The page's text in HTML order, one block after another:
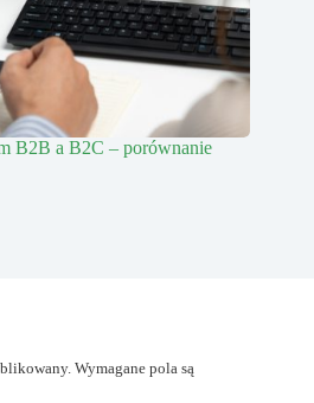
B2B a B2C – porównanie
Wymagane pola są